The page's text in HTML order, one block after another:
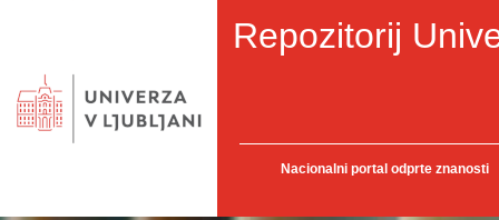
Repozitorij
Nacionalni portal odprte znanosti